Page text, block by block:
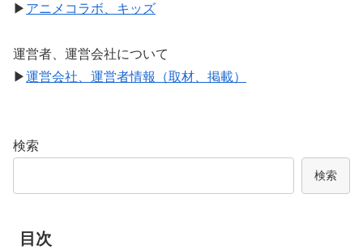
▶ アニメコラボ、キッズ
運営者、運営会社について
▶運営会社、運営者情報（取材、掲載）
検索
検索
目次